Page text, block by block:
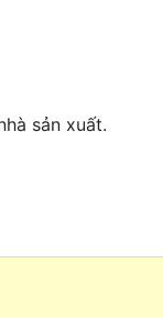
sản xuất.